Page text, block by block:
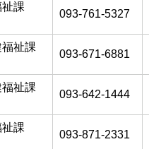
課
093-761-5327
祉課
093-671-6881
祉課
093-642-1444
課
093-871-2331